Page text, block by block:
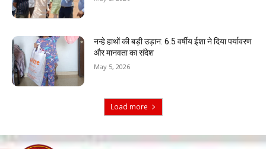
नन्हे हाथों की बड़ी उड़ान: 6.5 वर्षीय ईशा ने दिया पर्यावरण
और मानवता का संदेश
May 5, 2026
Load more